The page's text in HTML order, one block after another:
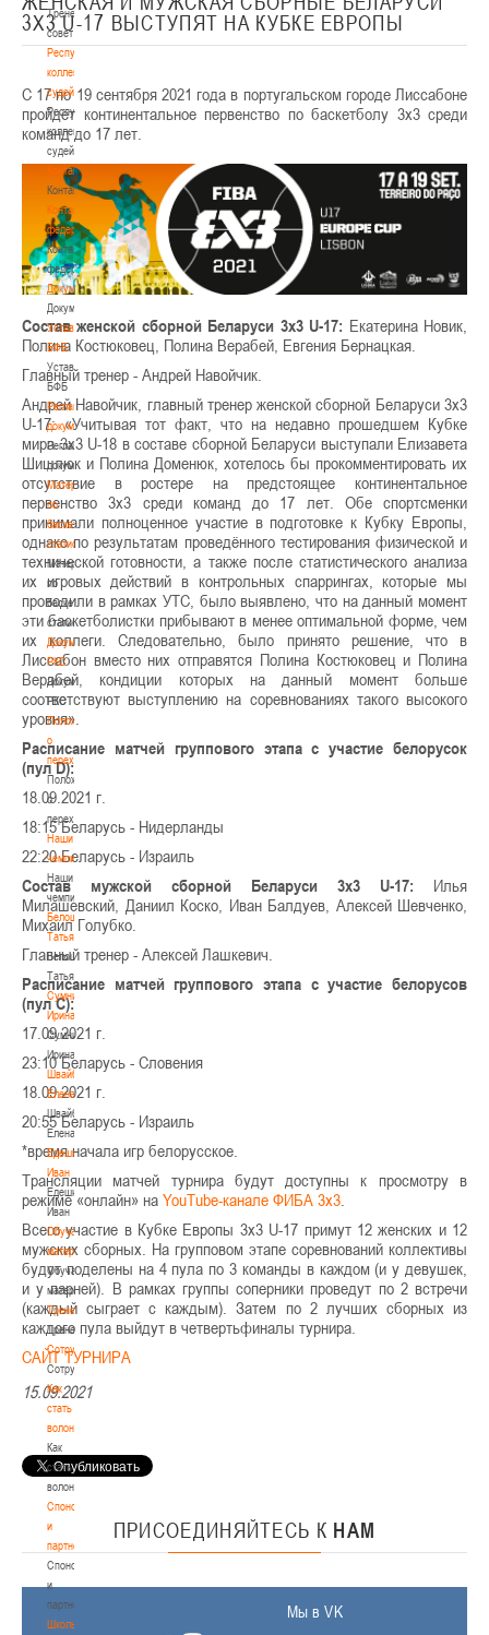
Тренерский
совет
Республиканская
коллегия
судей
Республиканская
коллегия
судей
Контакты
Контакты
Контакты
федерации
Контакты
федерации
Документы
Документы
Устав
БФБ
Устав
БФБ
Регламентирующие
документы
Регламентирующие
документы
Материалы
по
баскетбольной
статистике
Материалы
по
баскетбольной
статистике
Документы
РКС
Документы
РКС
Положение
о
переходах
Положение
о
переходах
Наши
чемпионы
Наши
чемпионы
Белошапко
Татьяна
Белошапко
Татьяна
Сумникова
Ирина
Сумникова
Ирина
Швайбович
Елена
Швайбович
Елена
Едешко
Иван
Едешко
Иван
Обучающие
материалы
Обучающие
материалы
Тренерам
Тренерам
Сотрудничество
Сотрудничество
Как
стать
волонтером
Как
стать
волонтером
Спонсоры
и
партнеры
Спонсоры
и
партнеры
Школы
3Х3 U-17 ВЫСТУПЯТ НА КУБКЕ ЕВРОПЫ
С 17 по 19 сентября 2021 года в португальском городе Лиссабоне
пройдёт континентальное первенство по баскетболу 3х3 среди
команд до 17 лет.
Состав женской сборной Беларуси 3х3 U-17: Екатерина Новик,
Полина Костюковец, Полина Верабей, Евгения Бернацкая.
Главный тренер - Андрей Навойчик.
Андрей Навойчик, главный тренер женской сборной Беларуси 3х3
U-17: «Учитывая тот факт, что на недавно прошедшем Кубке
мира 3х3 U-18 в составе сборной Беларуси выступали Елизавета
Шишлюк и Полина Доменюк, хотелось бы прокомментировать их
отсутствие в ростере на предстоящее континентальное
первенство 3х3 среди команд до 17 лет. Обе спортсменки
принимали полноценное участие в подготовке к Кубку Европы,
однако по результатам проведённого тестирования физической и
технической готовности, а также после статистического анализа
их игровых действий в контрольных спаррингах, которые мы
проводили в рамках УТС, было выявлено, что на данный момент
эти баскетболистки прибывают в менее оптимальной форме, чем
их коллеги. Следовательно, было принято решение, что в
Лиссабон вместо них отправятся Полина Костюковец и Полина
Верабей, кондиции которых на данный момент больше
соответствуют выступлению на соревнованиях такого высокого
уровня».
Расписание матчей группового этапа с участие белорусок
(пул D):
18.09.2021 г.
18:15 Беларусь - Нидерланды
22:20 Беларусь - Израиль
Состав мужской сборной Беларуси 3х3 U-17: Илья
Милашевский, Даниил Коско, Иван Балдуев, Алексей Шевченко,
Михаил Голубко.
Главный тренер - Алексей Лашкевич.
Расписание матчей группового этапа с участие белорусов
(пул С):
17.09.2021 г.
23:10 Беларусь - Словения
18.09.2021 г.
20:55 Беларусь - Израиль
*время начала игр белорусское.
Трансляции матчей турнира будут доступны к просмотру в
режиме «онлайн» на YouTube-канале ФИБА 3х3
Всего участие в Кубке Европы 3х3 U-17 примут 12 женских и 12
мужских сборных. На групповом этапе соревнований коллективы
будут поделены на 4 пула по 3 команды в каждом (и у девушек,
и у парней). В рамках группы соперники проведут по 2 встречи
(каждый сыграет с каждым). Затем по 2 лучших сборных из
каждого пула выйдут в четвертьфиналы турнира.
САЙТ ТУРНИРА
15.09.2021
ПРИСОЕДИНЯЙТЕСЬ К НАМ
Мы в VK